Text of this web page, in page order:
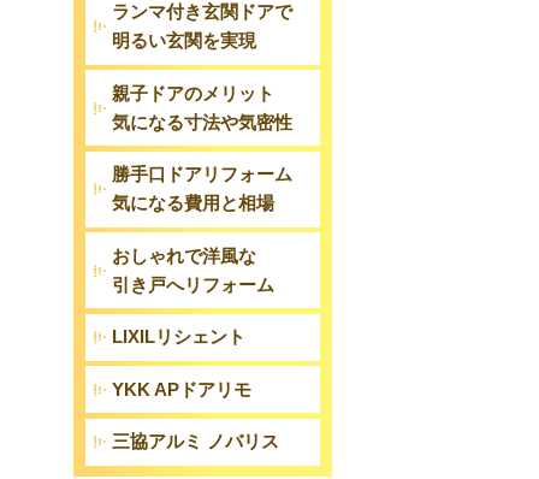
ランマ付き玄関ドアで
明るい玄関を実現
親子ドアのメリット
気になる寸法や気密性
勝手口ドアリフォーム
気になる費用と相場
おしゃれで洋風な
引き戸へリフォーム
LIXILリシェント
YKK APドアリモ
三協アルミ ノバリス